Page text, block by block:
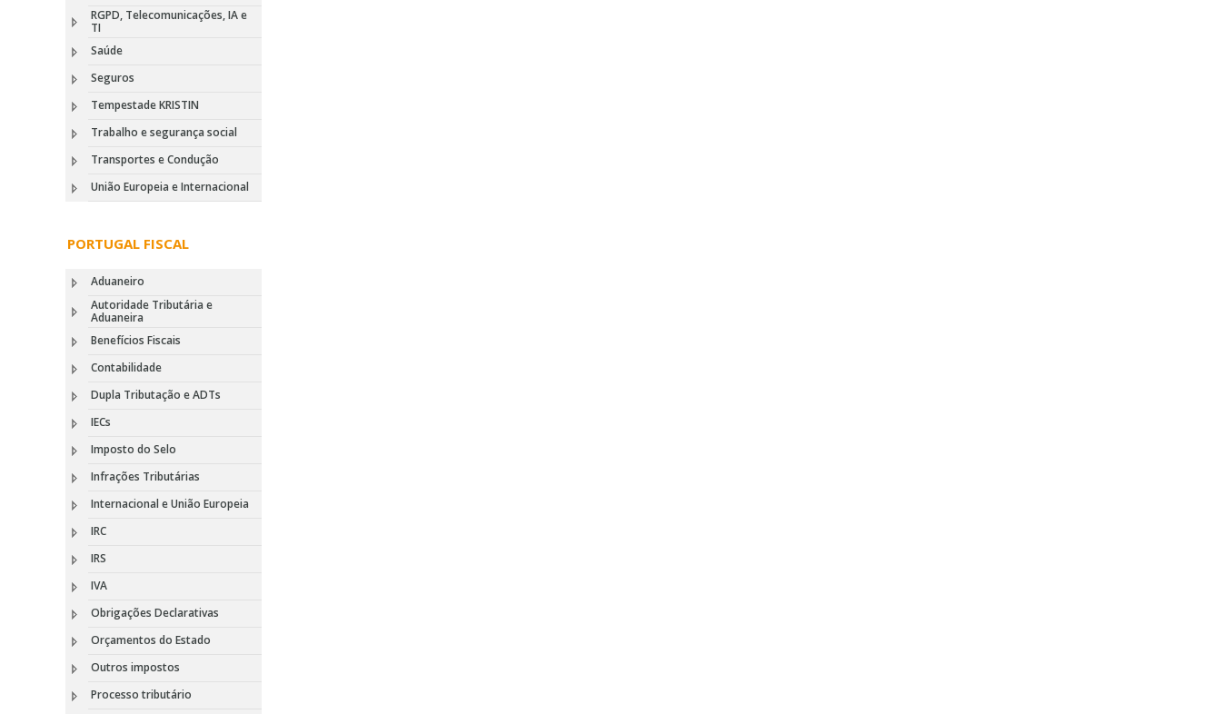
RGPD, Telecomunicações, IA e
TI
Saúde
Seguros
Tempestade KRISTIN
Trabalho e segurança social
Transportes e Condução
União Europeia e Internacional
PORTUGAL FISCAL
Aduaneiro
Autoridade Tributária e
Aduaneira
Benefícios Fiscais
Contabilidade
Dupla Tributação e ADTs
IECs
Imposto do Selo
Infrações Tributárias
Internacional e União Europeia
IRC
IRS
IVA
Obrigações Declarativas
Orçamentos do Estado
Outros impostos
Processo tributário